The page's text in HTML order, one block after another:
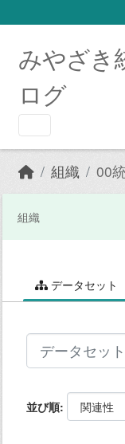
みやざき
ログ
組織 00
組織
データセット
並び順